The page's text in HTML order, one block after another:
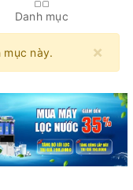
Danh mục
×
mục này.